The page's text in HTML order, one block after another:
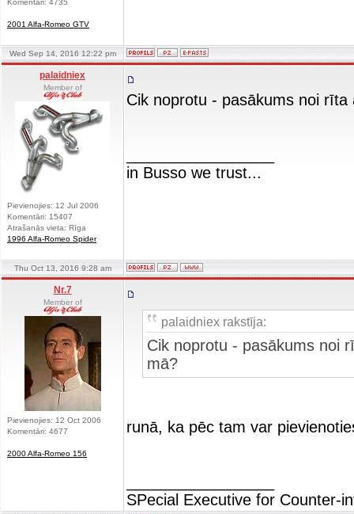
Komentāri: 4735
2001 Alfa-Romeo GTV
Wed Sep 14, 2016 12:22 pm
palaidniex
Member of
Pievienojies: 12 Jul 2006
Komentāri: 15407
Atrašanās vieta: Rīga
1996 Alfa-Romeo Spider
Cik noprotu - pasākums noi
in Busso we trust...
Thu Oct 13, 2016 9:28 am
Nr.7
Member of
Pievienojies: 12 Oct 2006
Komentāri: 4677
2000 Alfa-Romeo 156
palaidniex rakstīja:
Cik noprotu - pasākums noi
mā?
runā, ka pēc tam var
SPecial Executive for Counter-